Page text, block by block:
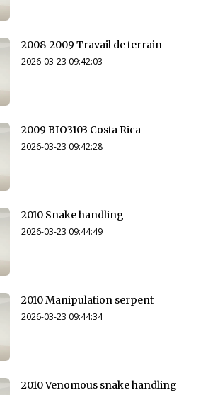
2008-2009 Travail de terrain
2026-03-23 09:42:03
2009 BIO3103 Costa Rica
2026-03-23 09:42:28
2010 Snake handling
2026-03-23 09:44:49
2010 Manipulation serpent
2026-03-23 09:44:34
2010 Venomous snake handling